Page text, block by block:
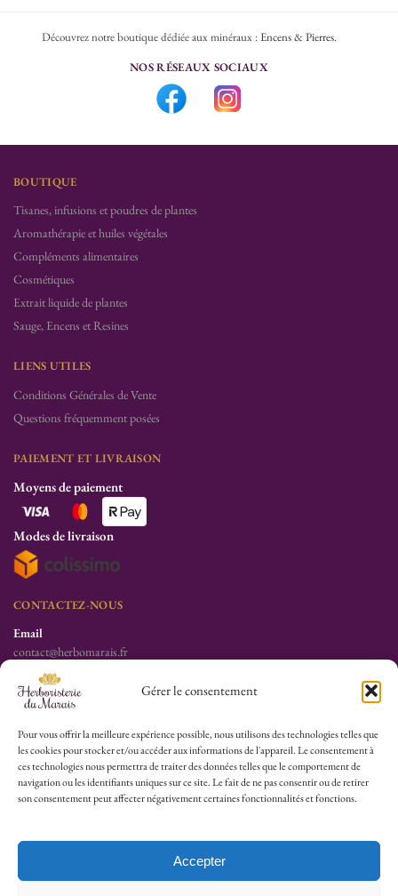
Gérer le consentement
Pour vous offrir la meilleure expérience possible, nous utilisons des technologies telles que
les cookies pour stocker et/ou accéder aux informations de l'appareil. Le consentement à
ces technologies nous permettra de traiter des données telles que le comportement de
navigation ou les identifiants uniques sur ce site. Le fait de ne pas consentir ou de retirer
son consentement peut affecter négativement certaines fonctionnalités et fonctions.
Accepter
Découvrez notre boutique dédiée aux minéraux :Encens & Pierres.
NOS RÉSEAUX SOCIAUX
BOUTIQUE
Tisanes, infusions et poudres de plantes
Aromathérapie et huiles végétales
Compléments alimentaires
Cosmétiques
Extrait liquide de plantes
Sauge, Encens et Resines
LIENS UTILES
Conditions Générales de Vente
Questions fréquemment posées
PAIEMENT ET LIVRAISON
Moyens de paiement
Modes de livraison
CONTACTEZ-NOUS
Email
contact@herbomarais.fr
Téléphone
+33 6 78 19 34 25
S’adresser à l’herboristerie :
6 rue des Filles du Calvaire
75003 Paris
France
Lu-Sa : 10h30/13h30 – 14h30/19h30
Dim (Oct à Mai) : 12h/17h30